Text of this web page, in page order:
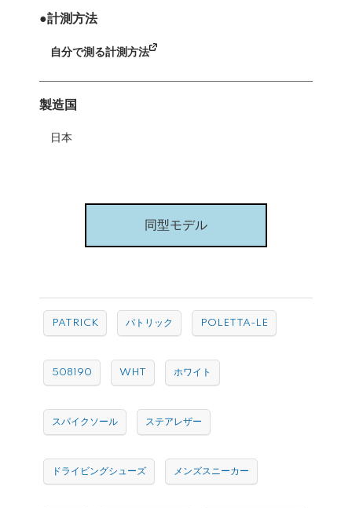
●計測方法
自分で測る計測方法
製造国
日本
同型モデル
PATRICK パトリック POLETTA-LE
508190 WHT ホワイト
スパイクソール ステアレザー
ドライビングシューズ メンズスニーカー